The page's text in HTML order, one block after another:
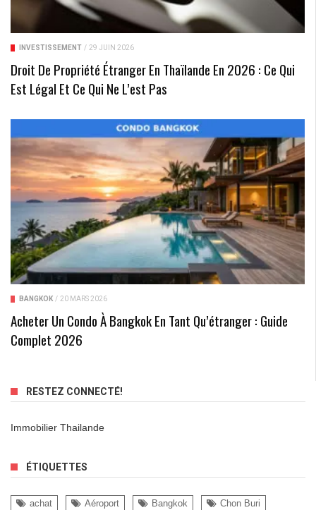
INVESTISSEMENT / 29 JUIN 2026
Droit De Propriété Étranger En Thaïlande En 2026 : Ce Qui
Est Légal Et Ce Qui Ne L’est Pas
BANGKOK / 20 MARS 2026
Acheter Un Condo À Bangkok En Tant Qu’étranger : Guide
Complet 2026
RESTEZ CONNECTÉ!
Immobilier Thailande
ÉTIQUETTES
achat Aéroport Bangkok
Chon Buri